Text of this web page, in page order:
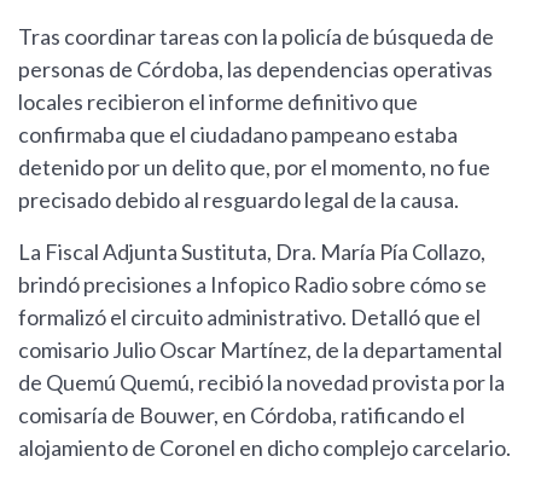
Tras coordinar tareas con la policía de búsqueda de
personas de Córdoba, las dependencias operativas
locales recibieron el informe definitivo que
confirmaba que el ciudadano pampeano estaba
detenido por un delito que, por el momento, no fue
precisado debido al resguardo legal de la causa.
La Fiscal Adjunta Sustituta, Dra. María Pía Collazo,
brindó precisiones a Infopico Radio sobre cómo se
formalizó el circuito administrativo. Detalló que el
comisario Julio Oscar Martínez, de la departamental
de Quemú Quemú, recibió la novedad provista por la
comisaría de Bouwer, en Córdoba, ratificando el
alojamiento de Coronel en dicho complejo carcelario.